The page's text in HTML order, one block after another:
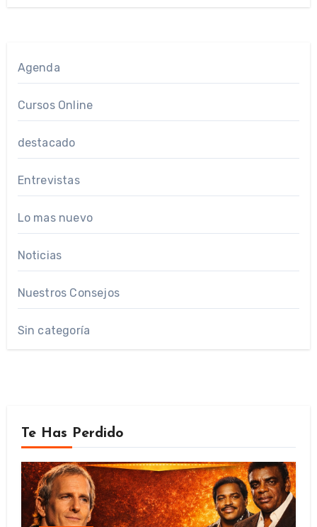
Agenda
Cursos Online
destacado
Entrevistas
Lo mas nuevo
Noticias
Nuestros Consejos
Sin categoría
Te Has Perdido